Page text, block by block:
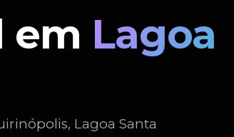
em Lagoa
Lagoa Santa